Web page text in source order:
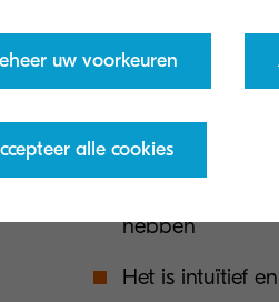
Dus, wat zijn de
Het is in een
Alle inhoud
hebben
Het is intuïtief
uw voorkeuren
alle cookies